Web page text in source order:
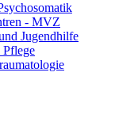
- MVZ
Jugendhilfe